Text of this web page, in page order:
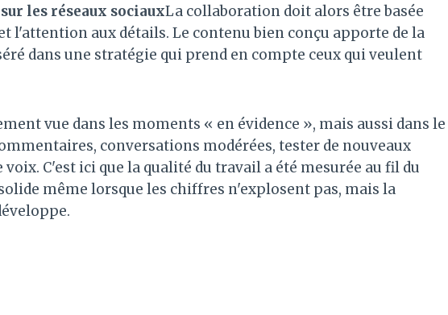
les réseaux sociauxLa collaboration doit alors être basée
l'attention aux détails. Le contenu bien conçu apporte de la
dans une stratégie qui prend en compte ceux qui veulent
vue dans les moments « en évidence », mais aussi dans le
conversations modérées, tester de nouveaux
C'est ici que la qualité du travail a été mesurée au fil du
même lorsque les chiffres n'explosent pas, mais la